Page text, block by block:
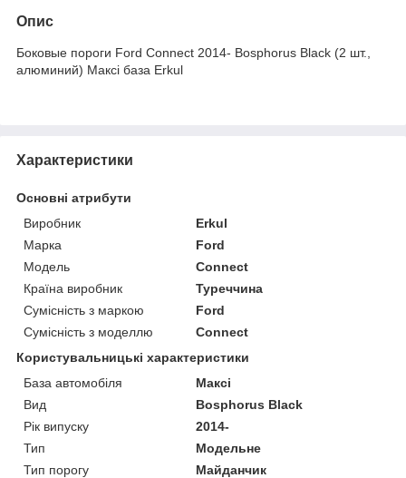
Опис
Боковые пороги Ford Connect 2014- Bosphorus Black (2 шт.,
алюминий) Максі база Erkul
Характеристики
Основні атрибути
Виробник
Erkul
Марка
Ford
Модель
Connect
Країна виробник
Туреччина
Сумісність з маркою
Ford
Сумісність з моделлю
Connect
Користувальницькі характеристики
База автомобіля
Максі
Вид
Bosphorus Black
Рік випуску
2014-
Тип
Модельне
Тип порогу
Майданчик